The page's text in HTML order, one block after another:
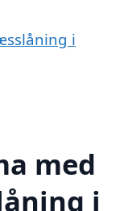
i
med
i